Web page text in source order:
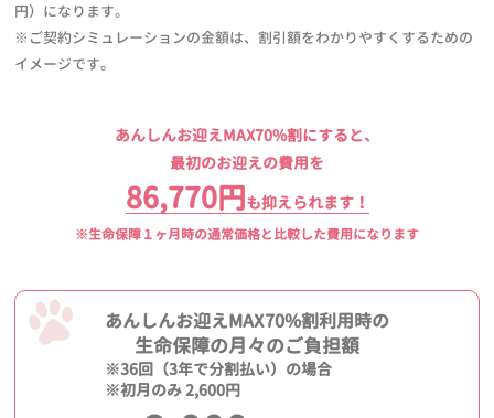
円）になります。
※ご契約シミュレーションの金額は、割引額をわかりやすくするための
イメージです。
あんしんお迎えMAX70%割にすると、
最初のお迎えの費用を
86,770円も抑えられます！
※生命保障１ヶ月時の通常価格と比較した費用になります
あんしんお迎えMAX70%割利用時の
生命保障の月々のご負担額
※36回（3年で分割払い）の場合
※初月のみ 2,600円